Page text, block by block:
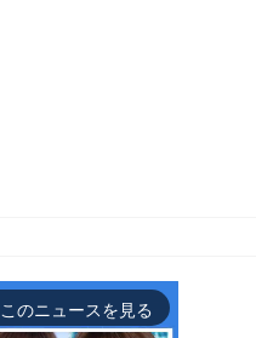
このニュースを見る